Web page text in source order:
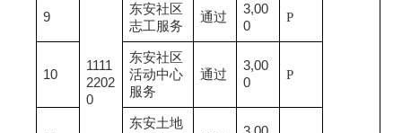
9
1111
2202
0
东安社区
志工服务
通过
3,00
0
P
10
东安社区
活动中心
服务
通过
3,00
0
P
东安土地